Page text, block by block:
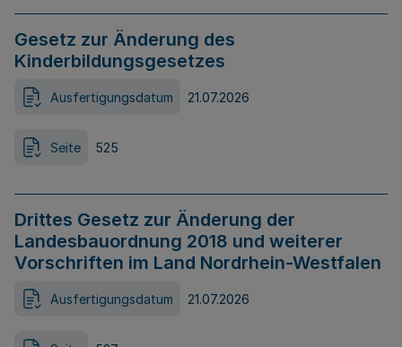
Gesetz zur Änderung des
Kinderbildungsgesetzes
Ausfertigungsdatum 21.07.2026
Seite 525
Drittes Gesetz zur Änderung der
Landesbauordnung 2018 und weiterer
Vorschriften im Land Nordrhein-Westfalen
Ausfertigungsdatum 21.07.2026